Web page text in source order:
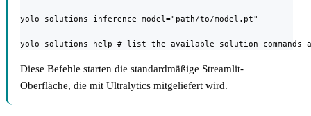
yolo solutions inference model="path/to/model.pt"
yolo solutions help # list the available solution commands
Diese Befehle starten die standardmäßige Streamlit-
Oberfläche, die mit Ultralytics mitgeliefert wird.